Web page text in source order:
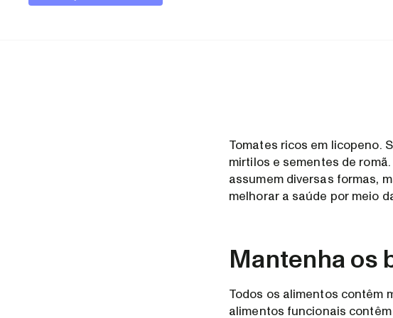
Tomates ricos em licopeno.
mirtilos e sementes de
assumem diversas formas,
melhorar a saúde por meio
Mantenha os
Todos os alimentos contêm
alimentos funcionais